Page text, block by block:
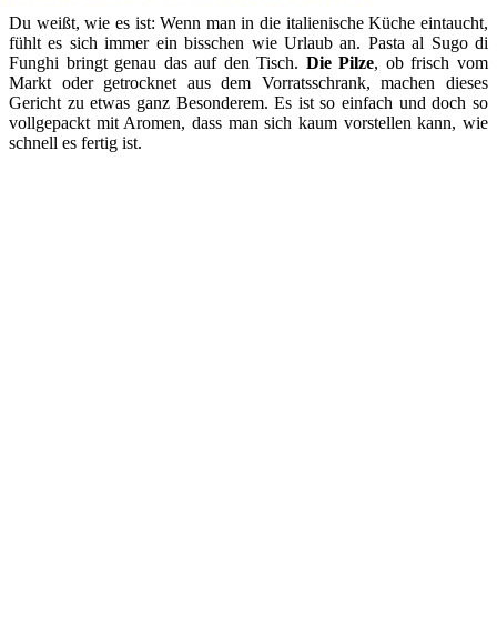
Du weißt, wie es ist: Wenn man in die italienische Küche eintaucht,
fühlt es sich immer ein bisschen wie Urlaub an. Pasta al Sugo di
Funghi bringt genau das auf den Tisch. Die Pilze, ob frisch vom
Markt oder getrocknet aus dem Vorratsschrank, machen dieses
Gericht zu etwas ganz Besonderem. Es ist so einfach und doch so
vollgepackt mit Aromen, dass man sich kaum vorstellen kann, wie
schnell es fertig ist.